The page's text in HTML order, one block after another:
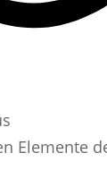
Elemente